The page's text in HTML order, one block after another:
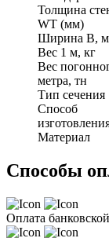
Толщина
WT (мм)
Ширина В,
Вес 1 м, кг
Вес
метра, тн
Тип сечения
Способ
Материал
Способы
Оплата